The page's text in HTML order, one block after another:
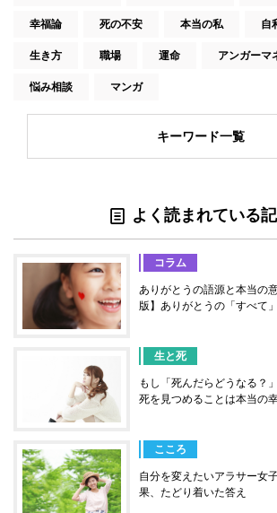
幸福論 死の不安 本当の私 自
生き方 職場 運命 アンガーマ
悩み相談 マンガ
キーワード一覧
よく読まれている
コラム
ありがとうの語源と本当の
版】ありがとうの「すべて」
生と死
もし「死んだらどうなる？
死を見つめることは本当の
こころ
自分を変えたいアラサー女
果、たどり着いた答え